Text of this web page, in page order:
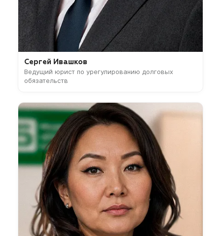
Сергей Ивашков
Ведущий юрист по урегулированию долговых
обязательств